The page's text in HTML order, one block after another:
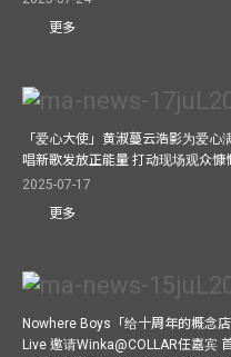
更多
「爱心大使」黄淑蔓云浩影为爱心
唱新歌发放正能量 打动现场观众慷
2025-07-17
更多
Nowhere Boys「给十周年的概念
Live 邀请Winka@COLLAR任嘉宾